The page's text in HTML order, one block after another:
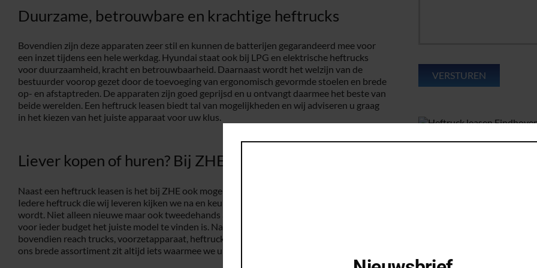
Duurzame, betrouwbare en krachtige heftrucks
Bovendien zijn deze apparaten zeer stil en kunnen de batterijen gegarandeerd mee voor
een inzet tijdens een hele werkdag. Hyundai staat ook bij LPG en elektrische heftrucks
voor duurzaamheid, kracht en betrouwbaarheid. Daarnaast wordt het welzijn van de
bestuurder voorop gezet door de toevoeging van ergonomisch gevormde stoelen en brede
op- en afstaptreden. De apparaten zijn goed geprijsd en u ontvangt daarmee het beste van
beide werelden. Een heftruck leasen biedt tal van mogelijkheden en wij adviseren u graag
in het kiezen van het juiste apparaat voor uw klus.
Liever kopen of huren? Bij ZHE is het geen probleem
Naast een heftruck leasen is het bij ZHE ook mogelijk om apparaten te kopen of te huren.
Iedere heftruck die wij leveren kijken we na en keuren we goed voordat deze verscheept
wordt. Niet alleen nieuwe maar ook tweedehands apparatuur is bij ons verkrijgbaar, zodat
voor ieder budget het juiste model te vinden is. Naast een heftruck leasen leveren wij
bovendien reach trucks, voorzetapparaat, heftruck onderdelen en andere producten. In
ons brede assortiment zit altijd iets waarmee we u van dienst kunnen zijn.